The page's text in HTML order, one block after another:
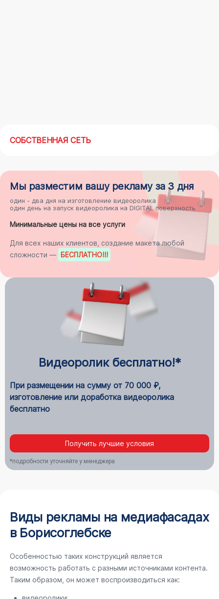
СОБСТВЕННАЯ СЕТЬ
Мы разместим вашу рекламуза 3 дня
один - два дня на изготовление видеоролика
один день на запуск видеоролика на DIGITAL поверхность
Минимальные цены на все услуги
Для всех наших клиентов, создание макета любой
сложности — БЕСПЛАТНО!!!
Видеоролик бесплатно!*
При размещении на сумму от 70 000 ₽,
изготовление или доработка видеоролика
бесплатно
Получить лучшие условия
*подробности уточняйте у менеджера
Виды рекламы на медиафасадах
в Борисоглебске
Особенностью таких конструкций является
возможность работать с разными источниками контента.
Таким образом, он может воспроизводиться как: